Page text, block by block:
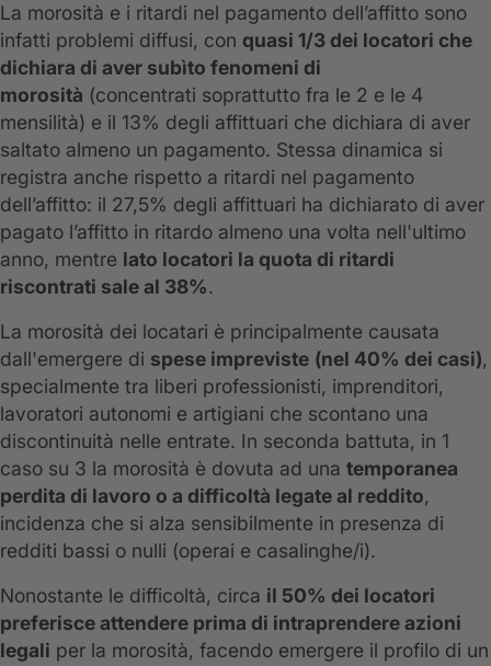
La morosità e i ritardi nel pagamento dell’affitto sono
infatti problemi diffusi, con quasi 1/3 dei locatori che
dichiara di aver subìto fenomeni di
morosità (concentrati soprattutto fra le 2 e le 4
mensilità) e il 13% degli affittuari che dichiara di aver
saltato almeno un pagamento. Stessa dinamica si
registra anche rispetto a ritardi nel pagamento
dell’affitto: il 27,5% degli affittuari ha dichiarato di aver
pagato l’affitto in ritardo almeno una volta nell'ultimo
anno, mentre lato locatori la quota di ritardi
riscontrati sale al 38%.
La morosità dei locatari è principalmente causata
dall'emergere di spese impreviste (nel 40% dei casi),
specialmente tra liberi professionisti, imprenditori,
lavoratori autonomi e artigiani che scontano una
discontinuità nelle entrate. In seconda battuta, in 1
caso su 3 la morosità è dovuta ad una temporanea
perdita di lavoro o a difficoltà legate al reddito,
incidenza che si alza sensibilmente in presenza di
redditi bassi o nulli (operai e casalinghe/i).
Nonostante le difficoltà, circa il 50% dei locatori
preferisce attendere prima di intraprendere azioni
legali per la morosità, facendo emergere il profilo di un